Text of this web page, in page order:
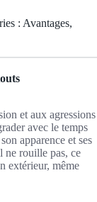
: Avantages,
et aux agressions
avec le temps
apparence et ses
ne rouille pas, ce
extérieur, même